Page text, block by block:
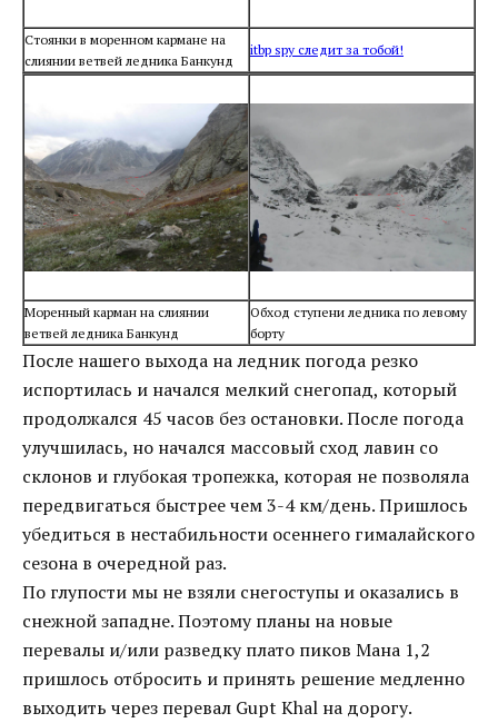
Стоянки в моренном кармане на
слиянии ветвей ледника Банкунд
itbр spy следит за тобой!
Моренный карман на слиянии
ветвей ледника Банкунд
Обход ступени ледника по левому
борту
После нашего выхода на ледник погода резко
испортилась и начался мелкий снегопад, который
продолжался 45 часов без остановки. После погода
улучшилась, но начался массовый сход лавин со
склонов и глубокая тропежка, которая не позволяла
передвигаться быстрее чем 3-4 км/день. Пришлось
убедиться в нестабильности осеннего гималайского
сезона в очередной раз.
По глупости мы не взяли снегоступы и оказались в
снежной западне. Поэтому планы на новые
перевалы и/или разведку плато пиков Мана 1,2
пришлось отбросить и принять решение медленно
выходить через перевал Gupt Khal на дорогу.